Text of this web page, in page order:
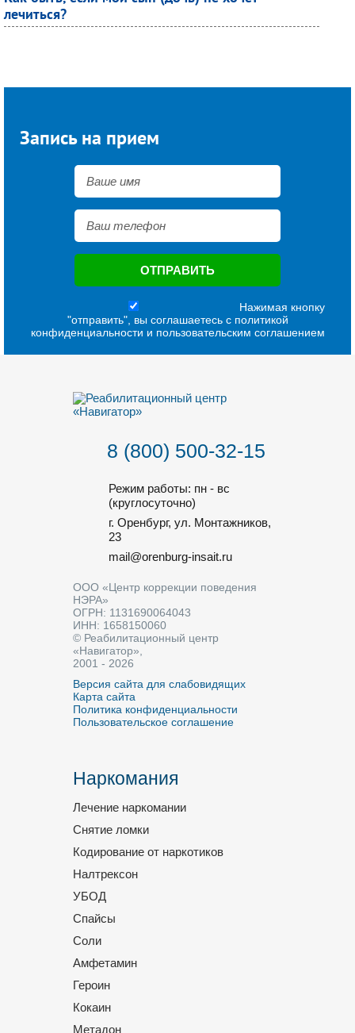
лечиться?
Запись на прием
Нажимая кнопку
"отправить", вы соглашаетесь с политикой
конфиденциальности и пользовательским соглашением
8 (800) 500-32-15
Режим работы: пн - вс
(круглосуточно)
г. Оренбург, ул. Монтажников,
23
mail@orenburg-insait.ru
ООО «Центр коррекции поведения
НЭРА»
ОГРН: 1131690064043
ИНН: 1658150060
© Реабилитационный центр
«Навигатор»,
2001 - 2026
Версия сайта для слабовидящих
Карта сайта
Политика конфиденциальности
Пользовательское соглашение
Наркомания
Лечение наркомании
Снятие ломки
Кодирование от наркотиков
Налтрексон
УБОД
Спайсы
Соли
Амфетамин
Героин
Кокаин
Метадон